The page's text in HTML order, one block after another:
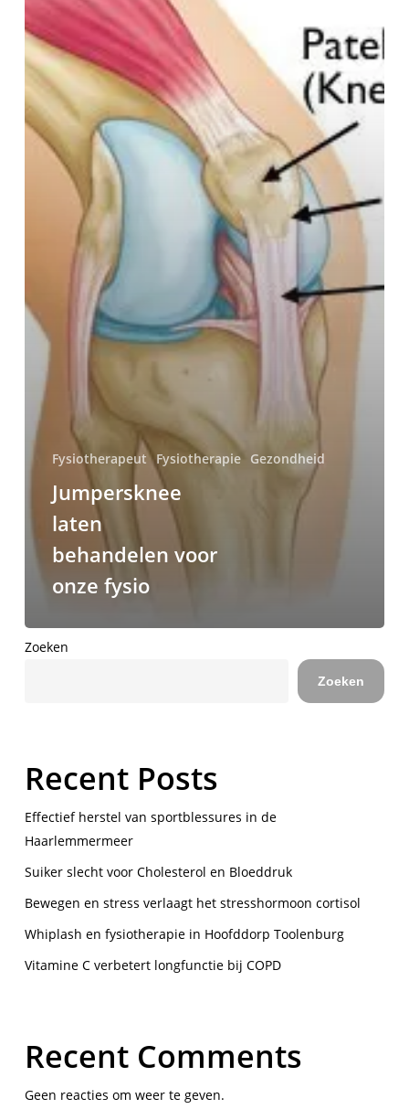
fysio
Fysiotherapeut Fysiotherapie Gezondheid
Jumpersknee
laten
behandelen voor
onze fysio
Zoeken
Zoeken
Recent Posts
Effectief herstel van sportblessures in de
Haarlemmermeer
Suiker slecht voor Cholesterol en Bloeddruk
Bewegen en stress verlaagt het stresshormoon cortisol
Whiplash en fysiotherapie in Hoofddorp Toolenburg
Vitamine C verbetert longfunctie bij COPD
Recent Comments
Geen reacties om weer te geven.